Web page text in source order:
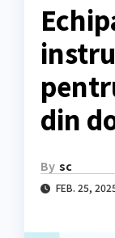
din
By sc
FEB. 25,